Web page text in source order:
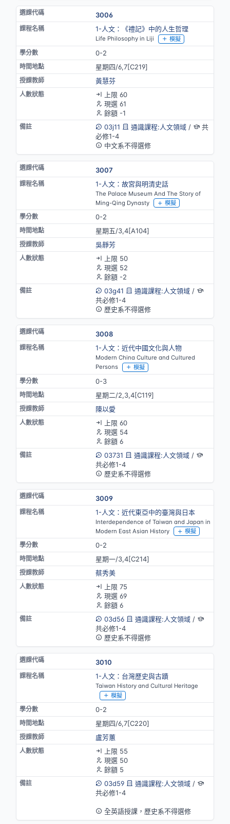
3006
1-人文：《禮記》中的人生哲理
Life Philosophy in Liji 模擬
0-2
星期四/6,7[C219]
黃慧芬
上限 60
現選 61
餘額 -1
03j11
通識課程:人文領域/
共
必修1-4
中文系不得選修
3007
1-人文：故宮與明清史話
The Palace Museum And The Story of
Ming-Qing Dynasty
模擬
0-2
星期五/3,4[A104]
吳靜芳
上限 50
現選 52
餘額 -2
03g41
通識課程:人文領域/
共必修1-4
歷史系不得選修
3008
1-人文：近代中國文化與人物
Modern China Culture and Cultured
Persons
模擬
0-3
星期二/2,3,4[C119]
陳以愛
上限 60
現選 54
餘額 6
03731
通識課程:人文領域/
共必修1-4
歷史系不得選修
3009
1-人文：近代東亞中的臺灣與日本
Interdependence of Taiwan and Japan in
Modern East Asian History
模擬
0-2
星期一/3,4[C214]
蔡秀美
上限 75
現選 69
餘額 6
03d56
通識課程:人文領域/
共必修1-4
歷史系不得選修
3010
1-人文：台灣歷史與古蹟
Taiwan History and Cultural Heritage
模擬
0-2
星期四/6,7[C220]
盧芳蕙
上限 55
現選 50
餘額 5
03d59
通識課程:人文領域/
共必修1-4
全英語授課，歷史系不得選修